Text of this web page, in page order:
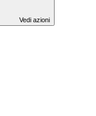
Vedi azioni